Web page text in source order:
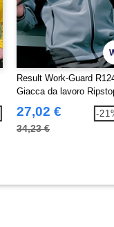
Result Work-Guard
Giacca da lavoro
27,02 €
34,23 €
-